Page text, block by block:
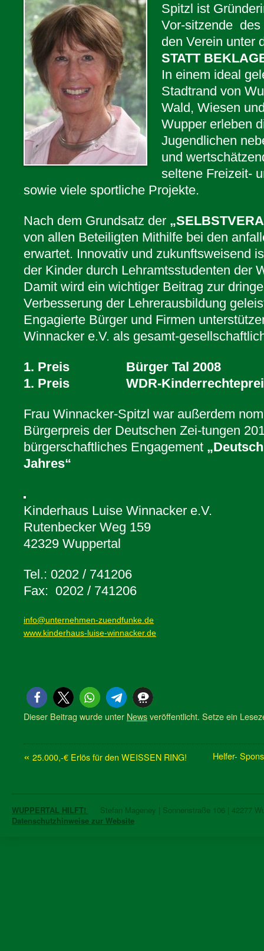
Spitzl ist
Vor-sitzende des
den Verein unter
STATT
In einem ideal
Stadtrand von
Wald, Wiesen
Wupper erleben
Jugendlichen
und
seltene Freizeit-
sowie viele sportliche Projekte.
Nach dem Grundsatz der
von allen Beteiligten Mithilfe bei den
erwartet. Innovativ und zukunftsweisend
der Kinder durch Lehramtsstudenten der
Damit wird ein wichtiger Beitrag zur
Verbesserung der Lehrerausbildung
Engagierte Bürger und Firmen
Winnacker e.V. als gesamt-
1. Preis Bürger Tal 2008
1. Preis WDR-
Frau Winnacker-Spitzl war außerdem
Bürgerpreis der Deutschen Zei-tungen
bürgerschaftliches Engagement
Jahres“
Kinderhaus Luise Winnacker e.V.
Rutenbecker Weg 159
42329 Wuppertal
Tel.: 0202 / 741206
Fax: 0202 / 741206
info@unternehmen-zuendfunke.de
www.kinderhaus-luise-winnacker.de
Dieser Beitrag wurde unter Newsveröffentlicht. Setze ein
« 25.000,-€ Erlös für den WEISSEN RING! Helfer-
WUPPERTAL HILFT!
Stefan Mageney | Sonnenstraße 106 | 42277
Datenschutzhinweise zur Website